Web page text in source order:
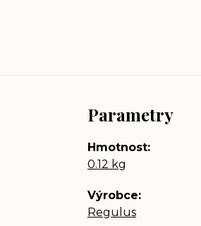
Parametry
Hmotnost
0.12 kg
Výrobce
Regulus